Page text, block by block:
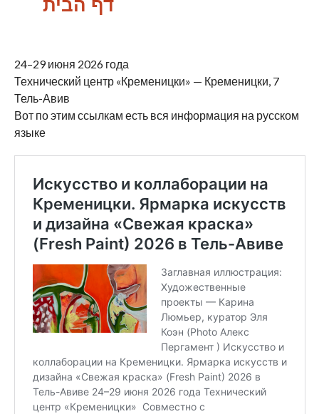
דף הבית
24–29 июня 2026 года
Технический центр «Кременицки» — Кременицки, 7
Тель-Авив
Вот по этим ссылкам есть вся информация на русском
языке